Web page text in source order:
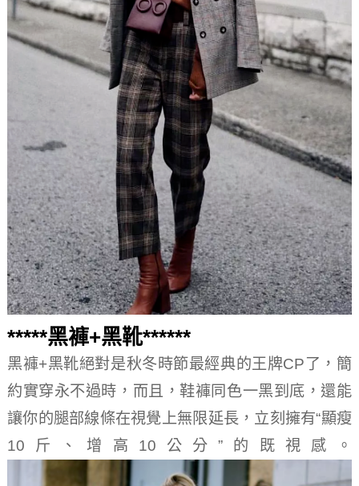
*****黑褲+黑靴******
黑褲+黑靴絕對是秋冬時節最經典的王牌CP了，簡
約實穿永不過時，而且，鞋褲同色一黑到底，還能
讓你的腿部線條在視覺上無限延長，立刻擁有“顯瘦
10斤、增高10公分”的既視感。